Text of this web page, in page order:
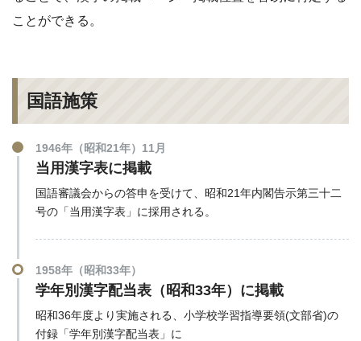
ことができる。
国語施策
1946年（昭和21年）11月
当用漢字表に掲載
国語審議会からの答申を受けて、昭和21年内閣告示第三十二
号の「当用漢字表」に採用される。
1958年（昭和33年）
学年別漢字配当表（昭和33年）に掲載
昭和36年度より実施される、小学校学習指導要領(文部省)の
付録「学年別漢字配当表」に